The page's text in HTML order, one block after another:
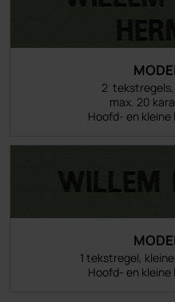
2
max. 20
Hoofd- en
1 tekstregel,
Hoofd- en